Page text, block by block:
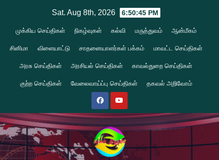
content
Sat. Aug 8th, 2026 6:50:46 PM
முக்கிய செய்திகள் நிகழ்வுகள் கல்வி மருத்துவம் ஆன்மீகம்
சினிமா விளையாட்டு சாதனையாளர்கள் பக்கம் மாவட்ட செய்திகள்
அரசு செய்திகள் அரசியல் செய்திகள் காவல்துறை செய்திகள்
குற்ற செய்திகள் வேலைவாய்ப்பு செய்திகள் தகவல் அறிவோம்